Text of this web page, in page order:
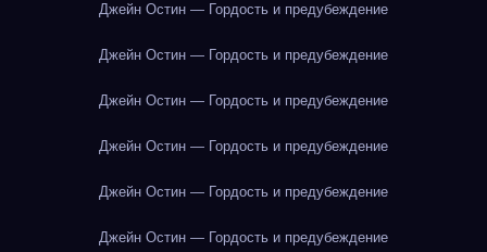
Джейн Остин — Гордость и предубеждение
Джейн Остин — Гордость и предубеждение
Джейн Остин — Гордость и предубеждение
Джейн Остин — Гордость и предубеждение
Джейн Остин — Гордость и предубеждение
Джейн Остин — Гордость и предубеждение